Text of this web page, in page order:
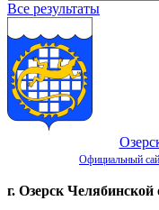
Все результаты
Официальный
г. Озерск